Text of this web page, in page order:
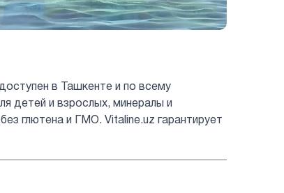
в Ташкенте и по всему
детей и взрослых, минералы и
глютена и ГМО. Vitaline.uz гарантирует